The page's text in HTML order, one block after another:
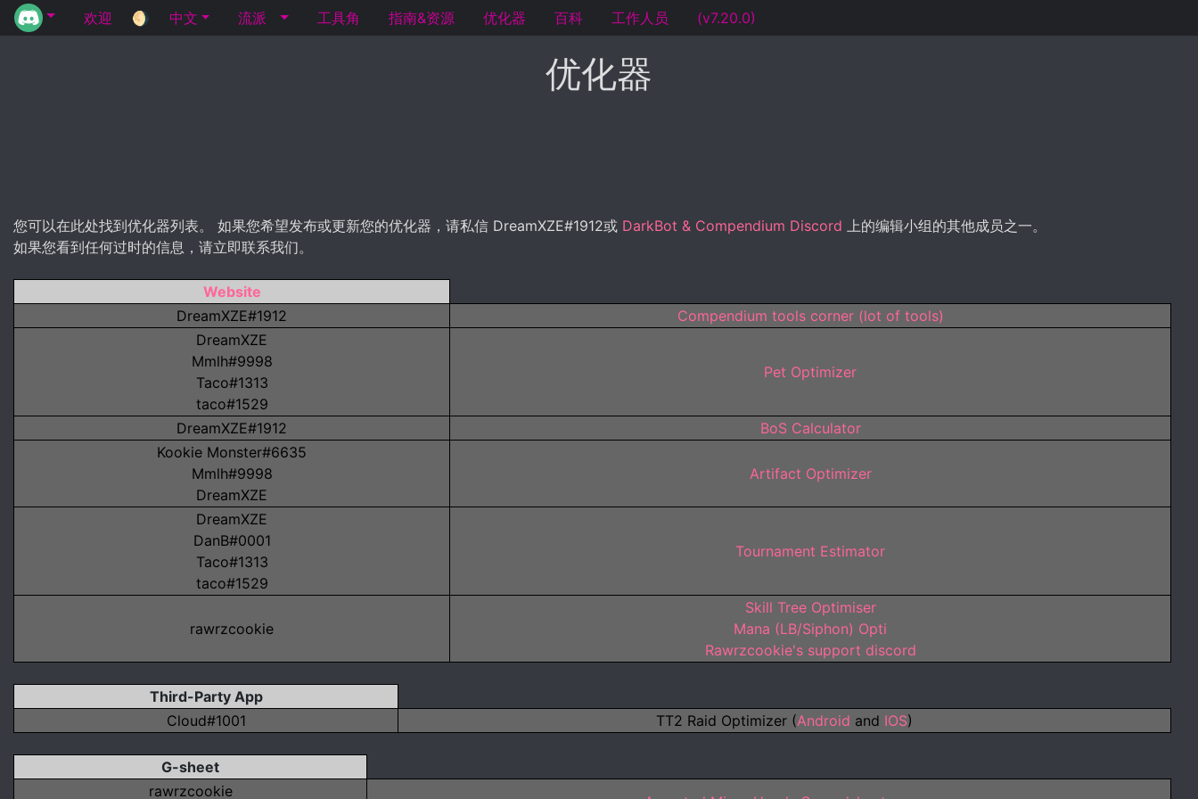
欢迎 🌖 中文 流派 工具角 指南&资源 优化器 百科 工作人员 (v7.20.0)
优化器
您可以在此处找到优化器列表。 如果您希望发布或更新您的优化器，请私信 DreamXZE#1912或 DarkBot & Compendium Discord 上的编辑小组的其他成员之一。
如果您看到任何过时的信息，请立即联系我们。
Website
DreamXZE#1912
Compendium tools corner (lot of tools)
DreamXZE
Mmlh#9998
Taco#1313
taco#1529
Pet Optimizer
DreamXZE#1912
BoS Calculator
Kookie Monster#6635
Mmlh#9998
DreamXZE
Artifact Optimizer
DreamXZE
DanB#0001
Taco#1313
taco#1529
Tournament Estimator
rawrzcookie
Skill Tree Optimiser
Mana (LB/Siphon) Opti
Rawrzcookie's support discord
Third-Party App
Cloud#1001
TT2 Raid Optimizer (Android and IOS)
G-sheet
rawrzcookie